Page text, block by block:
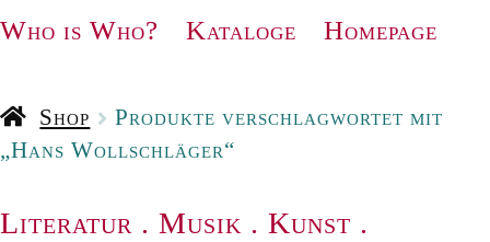
Who is Who? Kataloge Homepage
Shop
Produkte verschlagwortet mit
„Hans Wollschläger“
Literatur . Musik . Kunst .